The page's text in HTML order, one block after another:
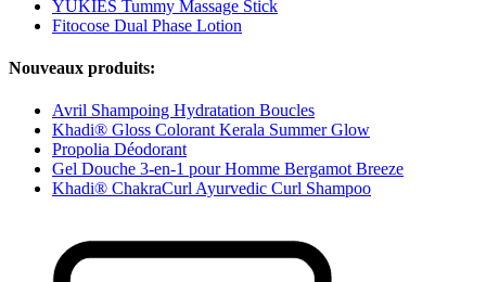
YUKIES Tummy Massage Stick
Fitocose Dual Phase Lotion
Nouveaux produits:
Avril Shampoing Hydratation Boucles
Khadi® Gloss Colorant Kerala Summer Glow
Propolia Déodorant
Gel Douche 3-en-1 pour Homme Bergamot Breeze
Khadi® ChakraCurl Ayurvedic Curl Shampoo